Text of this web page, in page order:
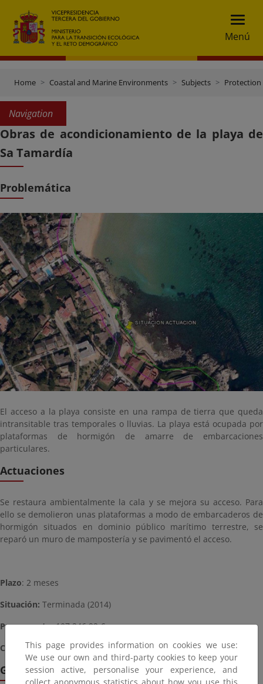
Menú
Home Coastal and Marine Environments Subjects
Navigation
Obras de acondicionamiento de la playa de
Sa Tamardía
Problemática
El acceso a la playa consiste en una rampa de tierra que queda
intransitable tras temporales o lluvias. La playa está ocupada por
plataformas de hormigón de amarre de embarcaciones
particulares.
Actuaciones
Se restaura ambientalmente la cala y se mejora su acceso. Para
ello se demolieron unas plataformas a modo de embarcaderos de
hormigón situados en dominio público marítimo terrestre, se
reparó un muro de mampostería y se pavimentó el acceso.
Plazo: 2 meses
Situación: Terminada (2014)
Presupuesto: 107.246,92 €
Coordenadas: 511874.71 m E, 4633647.55 m N (Zona 31T)
Galería de imágenes
This page provides information on cookies we use:
We use our own and third-party cookies to keep your
session active, personalise your experience, and